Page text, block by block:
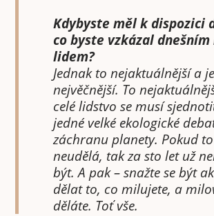
Kdybyste měl k dispozici
co byste vzkázal
lidem?
Jednak to nejaktuálnější a
nejvěčnější. To
celé lidstvo se musí
jedné velké ekologické
záchranu planety. Pokud
neudělá, tak za sto let už
být. A pak – snažte se být
dělat to, co milujete, a
děláte. Toť vše.